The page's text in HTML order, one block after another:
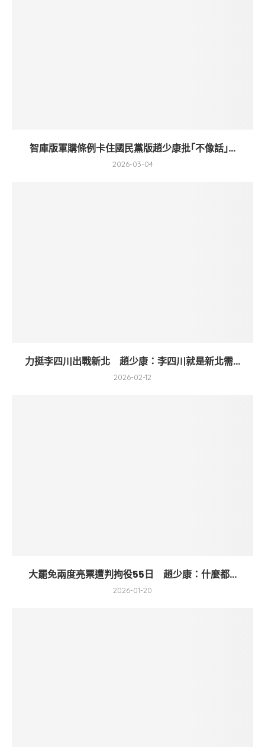
智庫版軍購條例卡住國民黨版趙少康批｢不像話｣...
2026-03-04
力挺李四川出戰新北 趙少康：李四川就是新北需...
2026-02-12
大罷免兩度亮票遭判拘役55日 趙少康：什麼都...
2026-01-20